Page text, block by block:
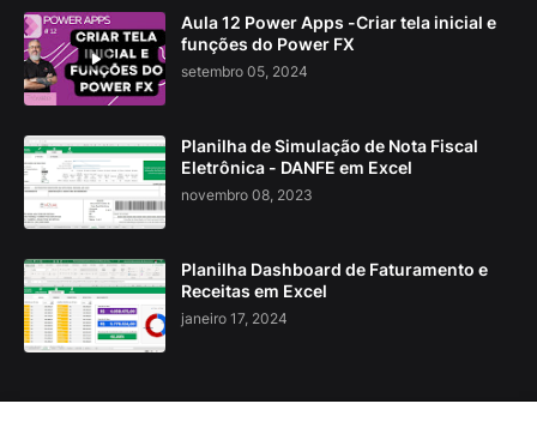
Aula 12 Power Apps -Criar tela inicial e
funções do Power FX
setembro 05, 2024
Planilha de Simulação de Nota Fiscal
Eletrônica - DANFE em Excel
novembro 08, 2023
Planilha Dashboard de Faturamento e
Receitas em Excel
janeiro 17, 2024